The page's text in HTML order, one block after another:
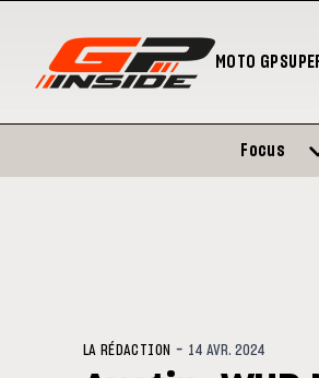
MOTO GP
Focus
LA RÉDACTION - 14 AVR. 2024